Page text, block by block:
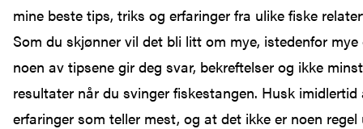
mine beste tips, triks og erfaringer fra ulike fiske
Som du skjønner vil det bli litt om mye, istedenfor
noen av tipsene gir deg svar, bekreftelser og ikke
resultater når du svinger fiskestangen. Husk imidlertid
erfaringer som teller mest, og at det ikke er noen